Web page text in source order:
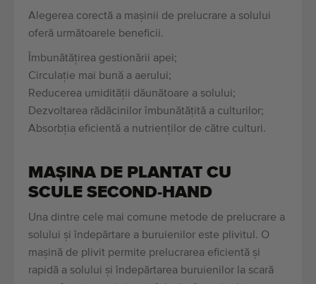
Alegerea corectă a mașinii de prelucrare a solului
oferă următoarele beneficii.
Îmbunătățirea gestionării apei;
Circulație mai bună a aerului;
Reducerea umidității dăunătoare a solului;
Dezvoltarea rădăcinilor îmbunătățită a culturilor;
Absorbția eficientă a nutrienților de către culturi.
MAȘINA DE PLANTAT CU
SCULE SECOND-HAND
Una dintre cele mai comune metode de prelucrare a
solului și îndepărtare a buruienilor este plivitul. O
mașină de plivit permite prelucrarea eficientă și
rapidă a solului și îndepărtarea buruienilor la scară